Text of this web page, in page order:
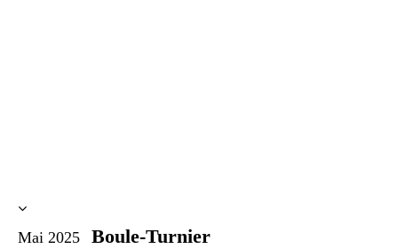
Mai 2025 Boule-Turnier